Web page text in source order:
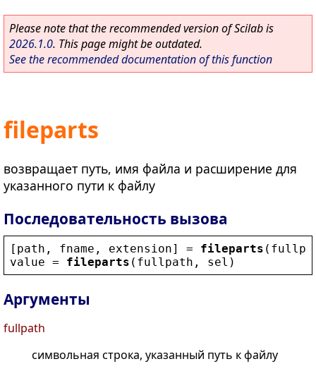
Please note that the recommended version of Scilab is
2026.1.0. This page might be outdated.
See the recommended documentation of this function
fileparts
возвращает путь, имя файла и расширение для
указанного пути к файлу
Последовательность вызова
[ path , fname , extension] = fileparts (
value = fileparts ( fullpath , sel )
Аргументы
fullpath
символьная строка, указанный путь к файлу